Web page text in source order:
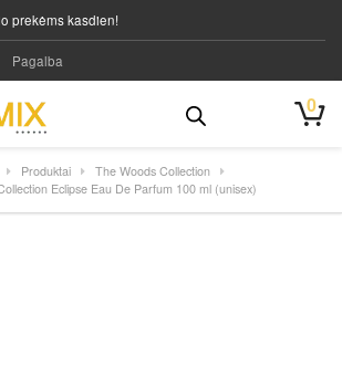
prekėms kasdien!
Pagalba
0
Produktai
The Woods Collection
Eclipse Eau De Parfum 100 ml (unisex)